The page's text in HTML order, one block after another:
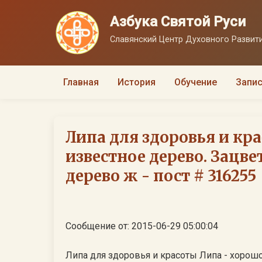
Азбука Святой Руси
Славянский Центр Духовного
Главная История Обучение
Липа для здоровья и
известное дерево.
дерево ж - пост # 316255
Сообщение от: 2015-06-29 05:00:04
Липа для здоровья и красоты Липа - хорошо известное дерево. Зацветает в начале июля. Это дерево живет очень долго: в среднем до 300-400 лет, а отдельные особи доживают до 1200 лет. В течение всей своей жизни липа не только радует глаз своей необыкновенной красотой, но и служит источником лекарственного сырья, с давних пор используемого в народной медицине. Применяют, как правило, цветы липы для оздоровления. Цветет липа всего 10-12 дней, собирать цветы лучше всего в жаркую погоду и в полдень, во время молодого месяца - обязательно накануне сбора посмотрите на небо, чтобы определить фазу Луны. Если собрать цвет липы после дождя, в пасмурный день, то цветы темнеют и полностью теряют свою лечебную активность. Цветы липы являются популярнейшим народным лечебным средством. Они содержат эфирное масло, сапонины, каротин, витамин С, дубильные вещества, фитонциды. Желтовато-белые, необыкновенно душистые цветки собраны по 3-15 штук в полузонтики. В каждом соцветии есть бледно-зеленый удлиненный тонкий прицветный лист. В медицине соцветия липы применяют вместе с прицветником. Сбор приурочивают к той фазе, когда большая часть цветков распустилась, а другая находится в бутонах. В более поздние сроки сырье теряет лечебные свойства. Сушат цветки на чердаках под железной крышей или под навесами с хорошей вентиляцией, расстилая тонким слоем на ткани или бумаге, или в сушилке при температуре 25-30 С. Сушить цветки на солнце нельзя. Хранится сырье 2 года. Можно сушить их и в сушилках при температуре 40-50 градусов, но только не на солнце. При сушке на солнце цветки частично теряют свои целебные свойства. Сушку прекращают после того, как цветки становятся ломкими. После сушки удаляют побуревшие или повреждённые насекомыми и болезнями соцветия, ветки и другие примеси. Готовое сырьё должно состоять из соцветий с преобладанием распустившихся цветков. Цветки липы применяют в медицине в виде настоя или отвара. Липовый чай аппетитно выглядит, приятно пахнет и особенно вкусен, если его подсластить медом, всем известно, какое это целебное средство. Настой цветков оказывает успокаивающее действие на нервную систему, уменьшает вязкость крови, увеличивает желче- и мочеотделение, обладает потогонными, жаропонижающими, обезболивающими, отхаркивающими и противомикробными свойствами. Противовоспалительное действие цветки липы получили за счёт препятствующих развитию воспаления биофлавоноидов. Данные вещества также ускоряют процессы заживления, обладают антисептическими свойствами, оказывают жаропонижающее и потогонное действие, снимают спазмы, понижают артериальное давление, оказывают успокаивающее действие. Настой принимают при простуде, гриппе и острых бронхитах, а также при заболеваниях почек и детских инфекциях. Его используют для полоскания рта и зева при воспалительных заболеваниях и ангинах, чередуя настой с антисептическими средствами - поваренной солью, прополисом. Непроцеженный настой с распаренным сырьем назначают при воспалении геморроидальных узлов, груднице, язвах, ревматизме, ожогах. Настоем липового цвета в соотношении 1:20 рекомендуется умывать лицо, чтобы придать коже эластичность. Цветы липы часто добавляют к смесям для лечения разных болезней, особенно заболеваний желудка, печени, кишечника и почек. Для приготовления настоя 3 столовые ложки сырья заливают 1 стаканом кипятка, нагревают на водяной бане 15 мин, охлаждают и процеживают. Принимают горячим 1-2 стакана 2-3 раза в день. Отвар готовят из расчета 3-4 столовые ложки измельченных цветков на 400 мл воды, кипятят в течение 10 минут, процеживают. Варенье из цветов липы Цветы липы рекомендуется собирать в теплую погоду (до +25) с переменной облачностью и влажным воздухом, когда в них интенсивно выделяется нектар. Цветы обрезают ножницами от плодоножек. Цветы помещают в дуршлаг, моют под холодной водой, дают воде стечь, складывают в таз и заливают кипящим сахарным сиропом (на 1 кг цветов - 400 г воды и 1 кг сахара), чтобы цветы не всплывали, на них кладут плоскую тарелку и ставят сверху банку с водой. Когда цветы напитаются сахаром и осядут, варят варенье до готовности в один прием, кипящим разливают в подогретые банки и закатывают. Чтобы варенье не засахаривалось, в него в конце варки добавляют лимонную кислоту 3 г на 1 кг цветов. Внимание! Перед применением средств, обязательно проконсультируйтесь с врачом! О целебных свойствах цветов липы: • Измельченные свежие почки и листья липы применяют как наружное противовоспалительное, болеутоляющее и мягчительное средство при ожогах и язвах. • Липа одно из немногих